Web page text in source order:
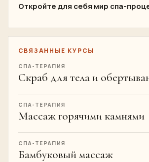
Откройте для себя мир спа-
СВЯЗАННЫЕ КУРСЫ
СПА-ТЕРАПИЯ
Скраб для тела и
СПА-ТЕРАПИЯ
Массаж горячими камнями
СПА-ТЕРАПИЯ
Бамбуковый массаж